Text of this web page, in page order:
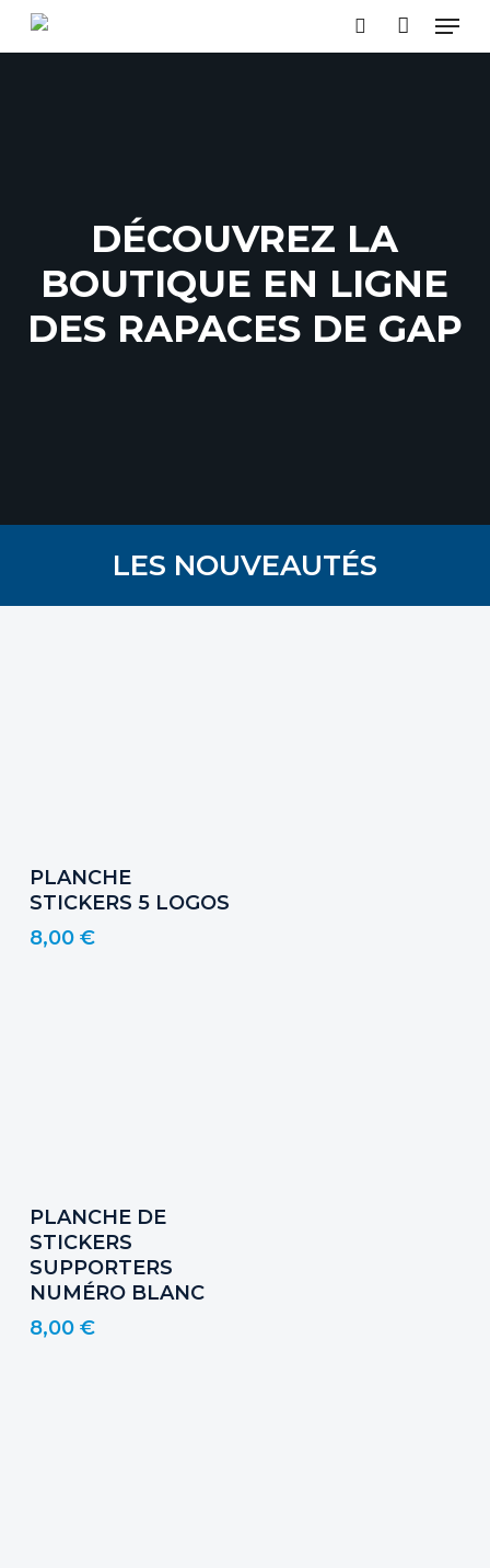
Skip
SEARCH
DÉCOUVREZ LA
BOUTIQUE EN LIGNE
DES RAPACES DE GAP
LES NOUVEAUTÉS
Ajouter Au Panier
PLANCHE
STICKERS 5 LOGOS
8,00 €
Ajouter Au Panier
PLANCHE DE
STICKERS
SUPPORTERS
NUMÉRO BLANC
8,00 €